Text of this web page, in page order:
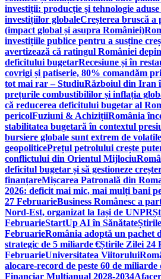
investiții: producție și tehnologie
investițiilor globaleCreșterea bruscă
(impact global și asupra României)
investițiile publice pentru a susține
avertizează că ratingul României
deficitului bugetarRecesiune și în
covrigi și patiserie, 80% comandăm
tot mai rar – StudiuRăzboiul din Iran
prețurile combustibililor și inflația
că reducerea deficitului bugetar al
pericolFuziuni & AchizițiiRomânia
stabilitatea bugetară în contextul
bursiere globale sunt extrem de
geopoliticePrețul petrolului crește
conflictului din Orientul Mijlociu
deficitul bugetar și să gestioneze
finanțareMișcarea Patronală din
2026: deficit mai mic, mai mulți bani
27 FebruarieBusiness Românesc a
Nord-Est, organizat la Iași de UNPR
FebruarieStartUp AI în Sănătate
FebruarieRomânia adoptă un pachet
strategic de 5 miliarde €Știrile Zilei 24
FebruarieUniversitatea Viitorului
alocare-record de peste 60 de
Financiar Multianual 2028-2034